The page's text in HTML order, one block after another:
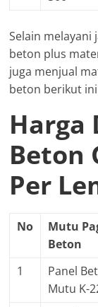
Selain melayani
beton plus
juga menjual
beton berikut
Harga
Beton
Per
No
Mutu
Beton
1
Panel
Mutu K-